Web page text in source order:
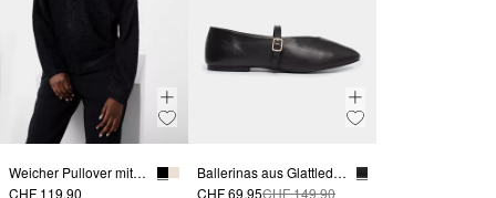
Weicher Pullover mit Fledermausärmeln
CHF 119.90
Ballerinas aus Glattleder mit Riemchen
CHF 69.95CHF 149.90